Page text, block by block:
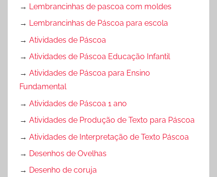
→ Lembrancinhas de pascoa com moldes
→ Lembrancinhas de Páscoa para escola
→ Atividades de Páscoa
→ Atividades de Páscoa Educação Infantil
→ Atividades de Páscoa para Ensino
Fundamental
→ Atividades de Páscoa 1 ano
→ Atividades de Produção de Texto para Páscoa
→ Atividades de Interpretação de Texto Páscoa
→ Desenhos de Ovelhas
→ Desenho de coruja